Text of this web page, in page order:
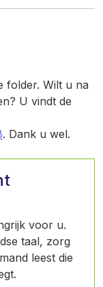
folder. Wilt u na
U vindt de
. Dank u wel.
voor u.
taal, zorg
leest die